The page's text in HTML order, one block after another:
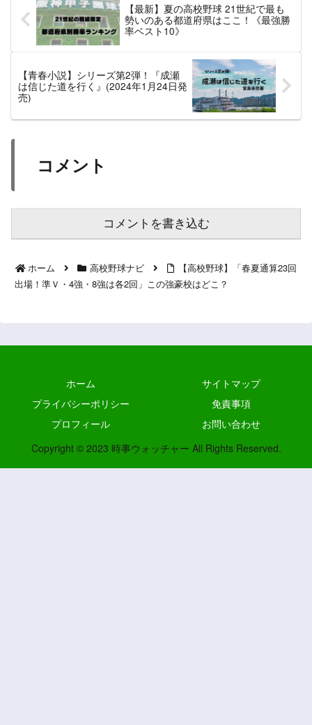
【最新】夏の高校野球 21世紀で最も
勢いのある都道府県はここ！《最強勝
率ベスト10》
【青春小説】シリーズ第2弾！『成瀬
は信じた道を行く』(2024年1月24日発
売)
コメント
コメントを書き込む
ホーム 高校野球ナビ
【高校野球】「春夏通算23回
出場！準Ｖ・4強・8強は各2回」この強豪校はどこ？
ホーム
サイトマップ
プライバシーポリシー
免責事項
プロフィール
お問い合わせ
Copyright © 2023 時事ウォッチャー All Rights Reserved.